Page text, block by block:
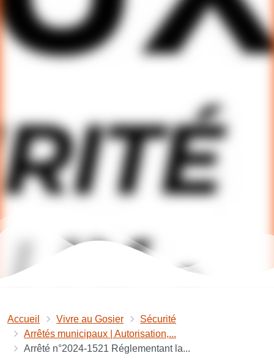
Accueil Vivre au Gosier
Sécurité
Arrêtés municipaux | Autorisation,...
Arrêté n°2024-1521 Réglementant la...